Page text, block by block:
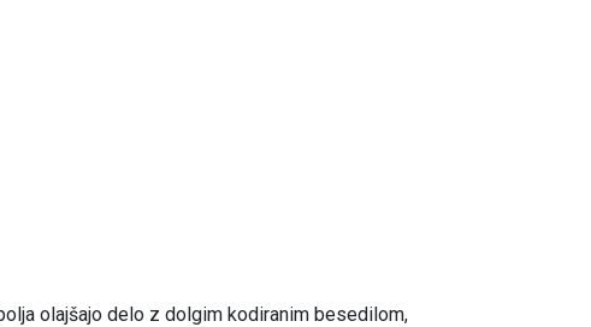
olajšajo delo z dolgim kodiranim besedilom,